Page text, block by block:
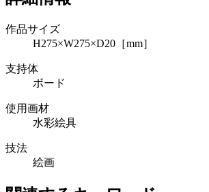
作品サイズ
H275×W275×D20［mm］
支持体
ボード
使用画材
水彩絵具
技法
絵画